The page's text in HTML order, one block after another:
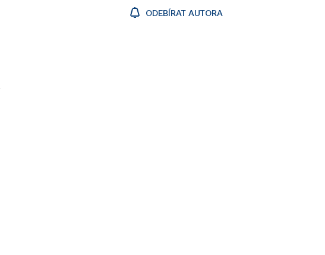
ODEBÍRAT AUTORA